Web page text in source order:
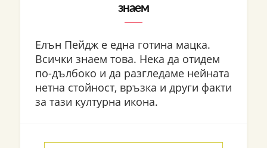
знаем
Елън Пейдж е една готина мацка.
Всички знаем това. Нека да отидем
по-дълбоко и да разгледаме нейната
нетна стойност, връзка и други факти
за тази културна икона.